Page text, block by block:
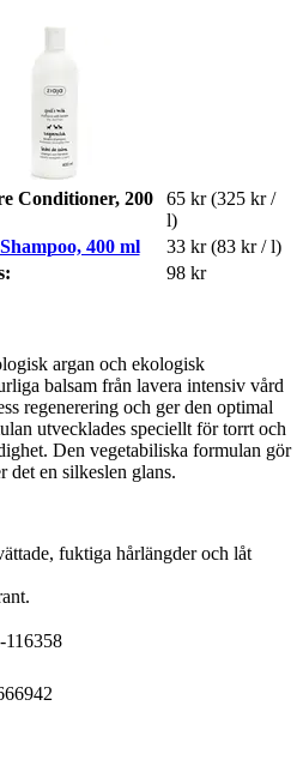
Conditioner, 200
65 kr (325 kr /
l)
400 ml
33 kr (83 kr / l)
98 kr
argan och ekologisk
balsam från lavera intensiv vård
regenerering och ger den optimal
utvecklades speciellt för torrt och
Den vegetabiliska formulan gör
det en silkeslen glans.
fuktiga hårlängder och låt